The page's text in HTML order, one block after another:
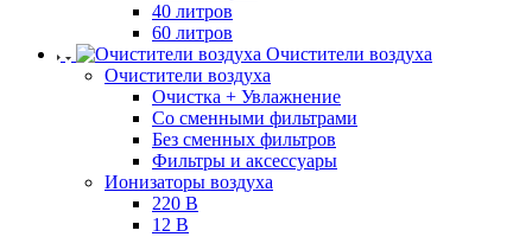
40 литров
60 литров
Очистители воздуха
Очистители воздуха
Очистка + Увлажнение
Cо сменными фильтрами
Без сменных фильтров
Фильтры и аксессуары
Ионизаторы воздуха
220 В
12 В